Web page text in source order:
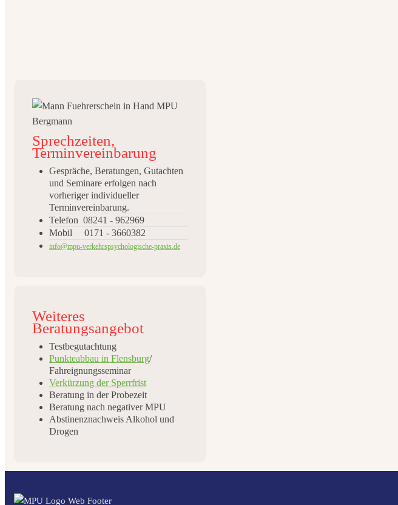
Sprechzeiten,
Terminvereinbarung
Gespräche, Beratungen, Gutachten
und Seminare erfolgen nach
vorheriger individueller
Terminvereinbarung.
Telefon 08241 - 962969
Mobil 0171 - 3660382
info@mpu-verkehrspsychologische-praxis.de
Weiteres
Beratungsangebot
Testbegutachtung
Punkteabbau in Flensburg/
Fahreignungsseminar
Verkürzung der Sperrfrist
Beratung in der Probezeit
Beratung nach negativer MPU
Abstinenznachweis Alkohol und
Drogen